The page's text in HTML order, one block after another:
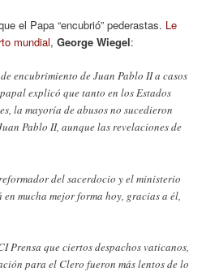
el Papa “encubrió” pederastas. Le
mundial,George Wiegel:
encubrimiento de Juan Pablo II a casos
explicó que tanto en los Estados
la mayoría de abusos no sucedieron
Pablo II, aunque las revelaciones de
del sacerdocio y el ministerio
mucha mejor forma hoy, gracias a él,
Prensa que ciertos despachos vaticanos,
para el Clero fueron más lentos de lo